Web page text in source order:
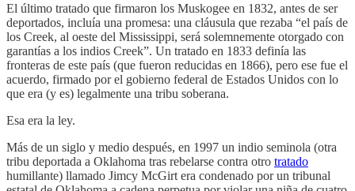
El último tratado que firmaron los Muskogee en 1832, antes de ser
deportados, incluía una promesa: una cláusula que rezaba “el país de
los Creek, al oeste del Mississippi, será solemnemente otorgado con
garantías a los indios Creek”. Un tratado en 1833 definía las
fronteras de este país (que fueron reducidas en 1866), pero ese fue el
acuerdo, firmado por el gobierno federal de Estados Unidos con lo
que era (y es) legalmente una tribu soberana.
Esa era la ley.
Más de un siglo y medio después, en 1997 un indio seminola (otra
tribu deportada a Oklahoma tras rebelarse contra otro tratado
humillante) llamado Jimcy McGirt era condenado por un tribunal